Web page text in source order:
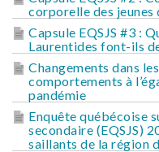
corporelle des jeunes
Capsule EQSJS #3 :
Laurentides font-ils
Changements dans
comportements à
pandémie
Enquête québécoise
secondaire (EQSJS)
saillants de la région